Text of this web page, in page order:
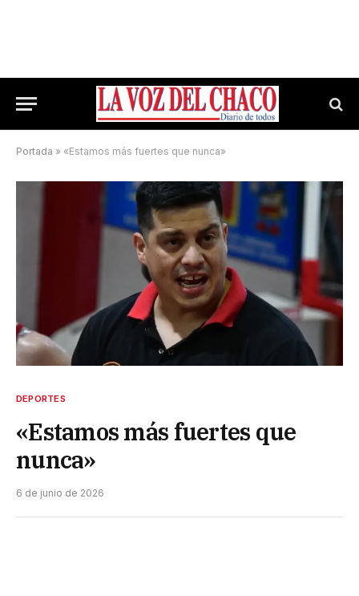
Portada » «Estamos más fuertes que nunca»
DEPORTES
«Estamos más fuertes que
nunca»
6 de junio de 2026